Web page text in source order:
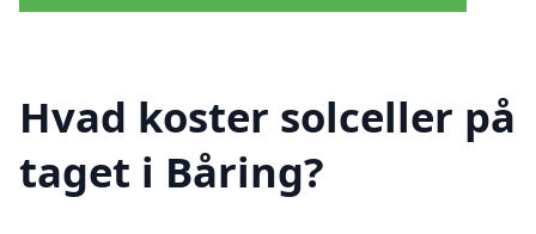
Hvad koster solceller på
taget i Båring?